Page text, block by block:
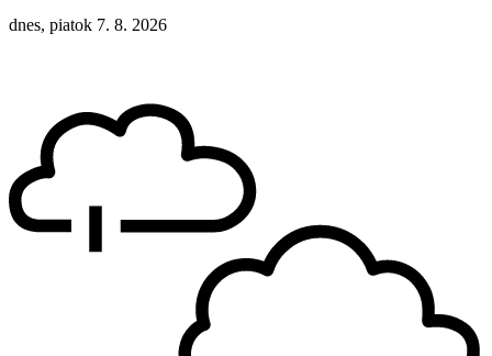
dnes, piatok 7. 8. 2026